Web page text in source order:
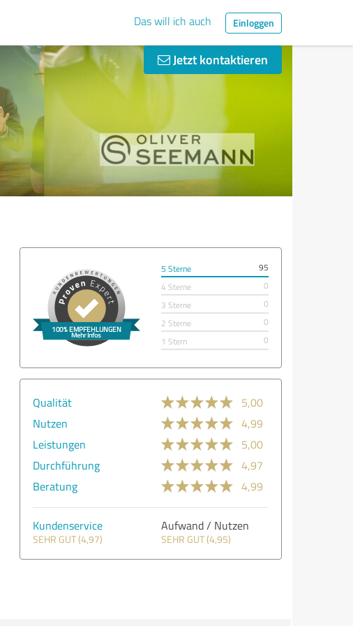
Das will ich auch Einloggen
Jetzt kontaktieren
5 Sterne
95
4 Sterne
0
3 Sterne
0
2 Sterne
0
1 Stern
0
Qualität
5,00
Nutzen
4,99
Leistungen
5,00
Durchführung
4,97
Beratung
4,99
Kundenservice
SEHR GUT (4,97)
Aufwand / Nutzen
SEHR GUT (4,95)